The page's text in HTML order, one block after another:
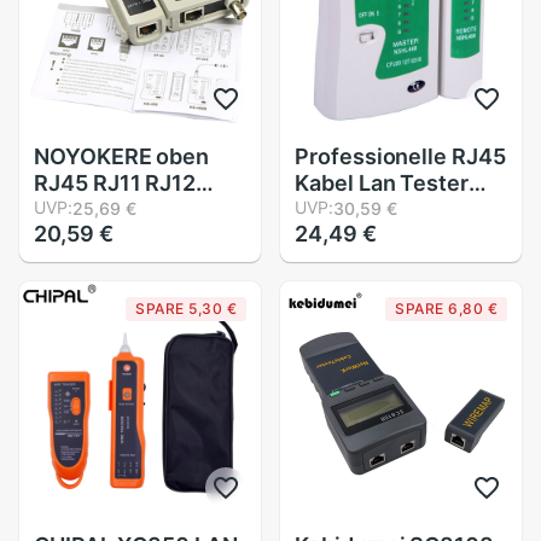
Klemme
NOYOKERE oben
RJ45 RJ11 RJ12
Katze5 Katze 6 UTP
Netzwerk Lan Kabel
Tester Prüfung
Werkzeug
UVP:25,69 €
20,59 €
Professionelle RJ45
Kabel Lan Tester
Netzwerk Kabel
Tester RJ45 RJ11
RJ12 Katze5 UTP
LAN Kabel Tester
Netzwerk Werkzeug
Netzwerk Reparatur
UVP:30,59 €
24,49 €
SPARE 5,30 € SPARE 6,80 €